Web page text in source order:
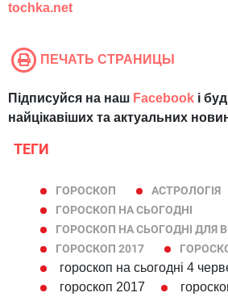
tochka.net
ПЕЧАТЬ СТРАНИЦЫ
Підписуйся на наш Facebook і
найцікавіших та актуальних
ТЕГИ
ГОРОСКОП АСТРОЛОГІЯ
ГОРОСКОП НА СЬОГОДНІ
ГОРОСКОП НА СЬОГОДНІ ДЛЯ
ГОРОСКОП 2017
гороскоп на сьогодні 4
гороскоп 2017